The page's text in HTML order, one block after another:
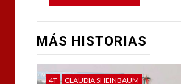
MÁS HISTORIAS
4T CLAUDIA SHEINBAUM